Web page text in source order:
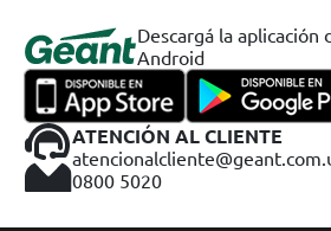
Descargá la aplicación
Android
ATENCIÓN AL CLIENTE
0800 5020